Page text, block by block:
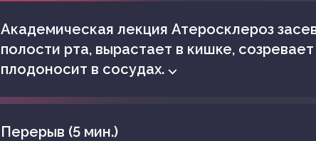
Академическая лекция Атеросклероз
полости рта, вырастает в кишке,
плодоносит в сосудах. ⌵
Перерыв (5 мин.)